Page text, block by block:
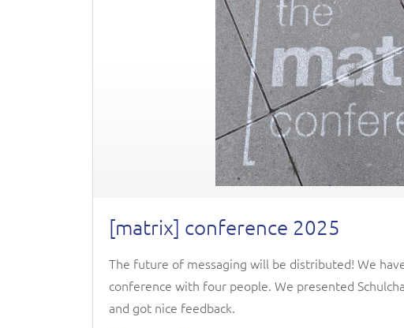
[matrix] conference 2025
The future of messaging will be distributed! We
conference with four people. We presented
and got nice feedback.